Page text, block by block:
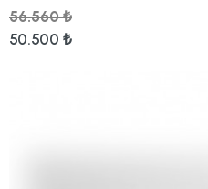
56.560 ₺
50.500 ₺